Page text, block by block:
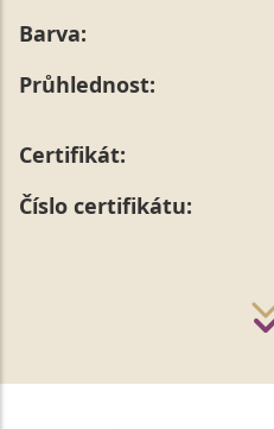
Barva:
Průhlednost:
Certifikát:
Číslo certifikátu: